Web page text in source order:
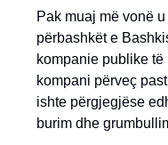
Pak muaj më vonë
përbashkët e
kompanie publike
kompani përveç
ishte përgjegjëse
burim dhe